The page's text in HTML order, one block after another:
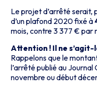
Le projet d’arrêté serait,
d’un plafond 2020 fixé à
mois, contre 3 377 € par
Attention ! Il ne s’agit-
Rappelons que le
l’arrêté publié au
novembre ou début